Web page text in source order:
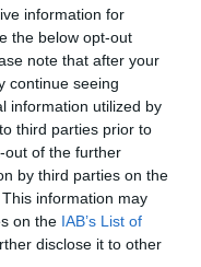
information for
the below opt-out
note that after your
continue seeing
information utilized by
third parties prior to
out of the further
by third parties on the
information may
on the IAB’s List of
disclose it to other
ATTEGGIAMENTO
uno dei nomi di
senza
facile: per